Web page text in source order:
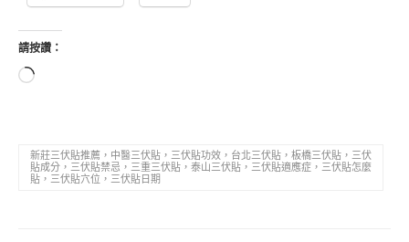
請按讚：
新莊三伏貼推薦，中醫三伏貼，三伏貼功效，台北三伏貼，板橋三伏貼，三伏
貼成分，三伏貼禁忌，三重三伏貼，泰山三伏貼，三伏貼適應症，三伏貼怎麼
貼，三伏貼穴位，三伏貼日期